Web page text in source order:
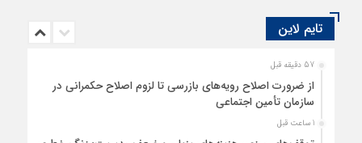
تایم لاین
57 دقیقه قبل
از ضرورت اصلاح رویه‌های بازرسی تا لزوم اصلاح حکمرانی در
سازمان تأمین اجتماعی
1 ساعت قبل